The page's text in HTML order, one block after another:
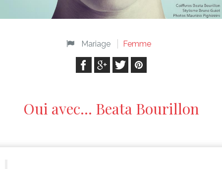
Mariage Femme
Oui avec… Beata Bourillon